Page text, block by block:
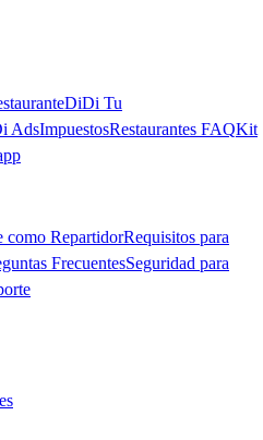
DiDi Tu
AdsImpuestosRestaurantes FAQKit
como RepartidorRequisitos para
FrecuentesSeguridad para